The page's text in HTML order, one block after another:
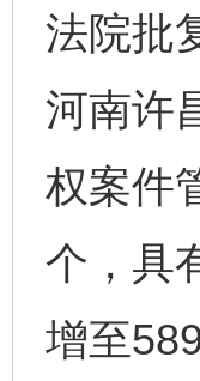
法院批
河南许
权案件
个，具
增至